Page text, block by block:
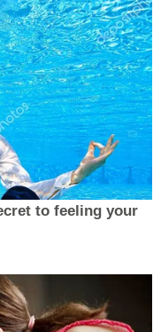
to feeling your